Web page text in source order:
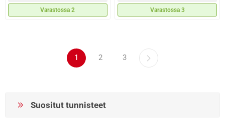
Varastossa 2 Varastossa 3
1 2 3
Suositut tunnisteet